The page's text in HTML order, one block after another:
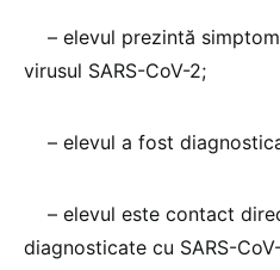
– elevul prezintă
virusul SARS-CoV-2;
– elevul a fost
– elevul este contact
diagnosticate cu SARS-